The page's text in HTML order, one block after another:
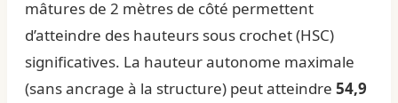
mâtures de 2 mètres de côté permettent
d’atteindre des hauteurs sous crochet (HSC)
significatives. La hauteur autonome maximale
(sans ancrage à la structure) peut atteindre 54,9